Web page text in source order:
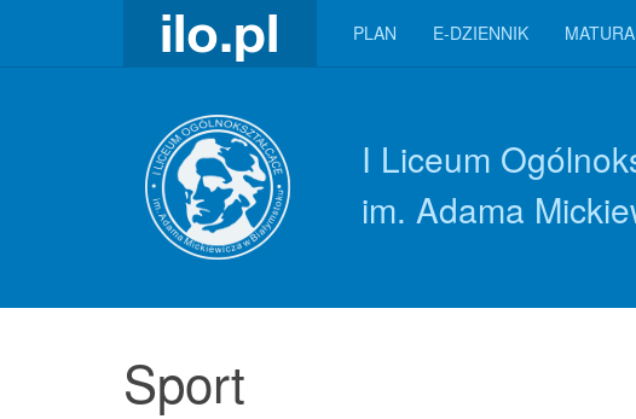
PLAN E-DZIENNIK MATURA
I Liceum
im. Adama
Sport